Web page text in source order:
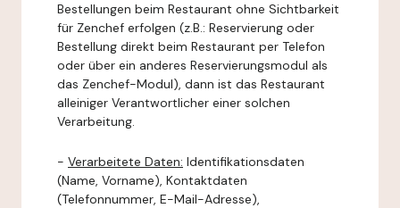
Bestellungen beim Restaurant ohne Sichtbarkeit
für Zenchef erfolgen (z.B.: Reservierung oder
Bestellung direkt beim Restaurant per Telefon
oder über ein anderes Reservierungsmodul als
das Zenchef-Modul), dann ist das Restaurant
alleiniger Verantwortlicher einer solchen
Verarbeitung.
- Verarbeitete Daten: Identifikationsdaten
(Name, Vorname), Kontaktdaten
(Telefonnummer, E-Mail-Adresse),